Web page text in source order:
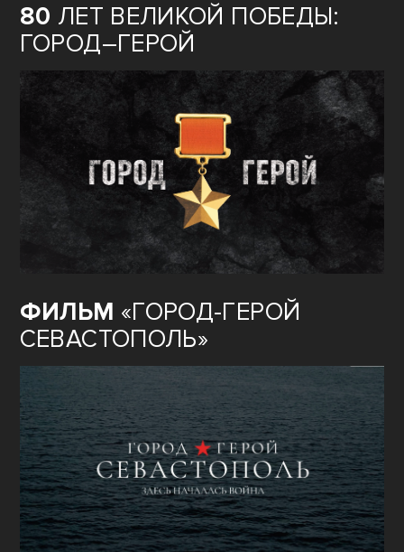
80 ЛЕТ ВЕЛИКОЙ ПОБЕДЫ:
ГОРОД–ГЕРОЙ
ФИЛЬМ «ГОРОД-ГЕРОЙ
СЕВАСТОПОЛЬ»